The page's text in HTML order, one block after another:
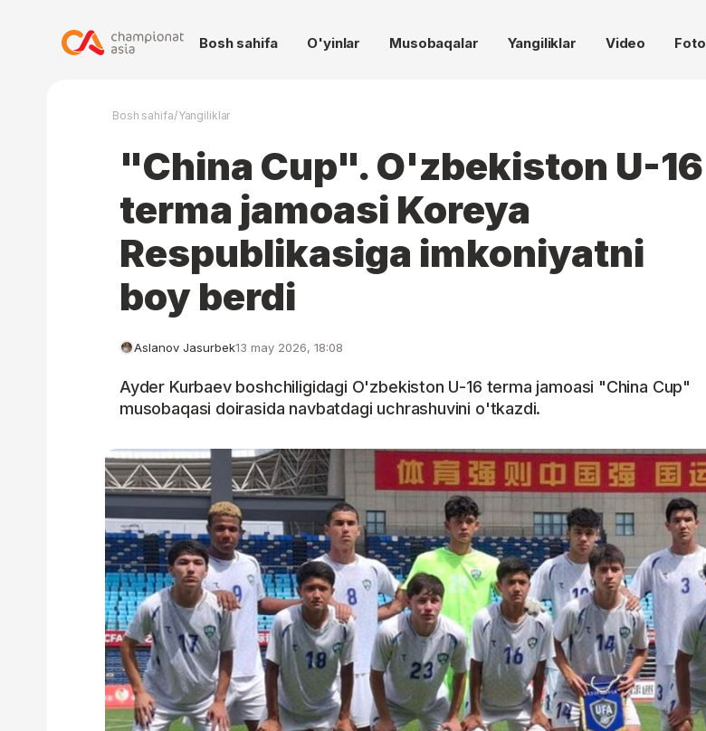
Bosh sahifa O'yinlar Musobaqalar Yangiliklar Video Foto
Bosh sahifa/Yangiliklar
"China Cup". O'zbekiston U-16
terma jamoasi Koreya
Respublikasiga imkoniyatni
boy berdi
Aslanov Jasurbek13 may 2026, 18:08
Ayder Kurbaev boshchiligidagi O'zbekiston U-16 terma jamoasi "China Cup"
musobaqasi doirasida navbatdagi uchrashuvini o'tkazdi.